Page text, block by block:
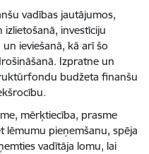
vadības jautājumos,
investīciju
ieviešanā, kā arī šo
Izpratne un
budžeta finanšu
mērķtiecība, prasme
pieņemšanu, spēja
vadītāja lomu, lai